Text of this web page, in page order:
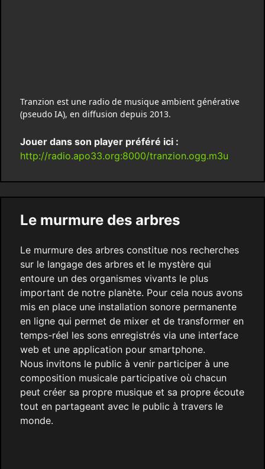
Tranzion est une radio de musique ambient générative
(pseudo IA), en diffusion depuis 2013.
Jouer dans son player préféré ici :
http://radio.apo33.org:8000/tranzion.ogg.m3u
Le murmure des arbres
Le murmure des arbres constitue nos recherches
sur le langage des arbres et le mystère qui
entoure un des organismes vivants le plus
important de notre planète. Pour cela nous avons
mis en place une installation sonore permanente
en ligne qui permet de mixer et de transformer en
temps-réel les sons enregistrés via une interface
web et une application pour smartphone.
Nous invitons le public à venir participer à une
composition musicale participative où chacun
peut créer sa propre musique et sa propre écoute
tout en partageant avec le public à travers le
monde.